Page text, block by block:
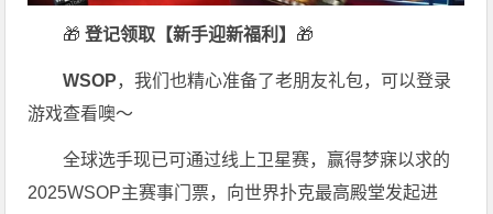
🎁 登记领取【新手迎新福利】 🎁
WSOP，我们也精心准备了老朋友礼包，可以登录
游戏查看噢～
全球选手现已可通过线上卫星赛，赢得梦寐以求的
2025WSOP主赛事门票，向世界扑克最高殿堂发起进